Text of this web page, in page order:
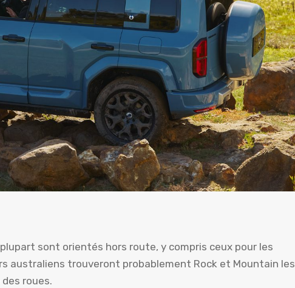
sont orientés hors route, y compris ceux pour les
australiens trouveront probablement Rock et Mountain les
roues.